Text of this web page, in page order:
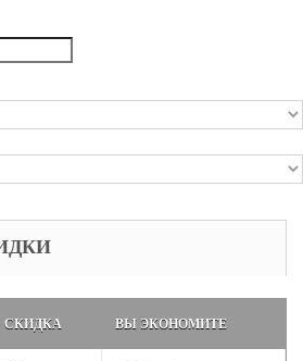
СКИДКА ВЫ ЭКОНОМИТЕ